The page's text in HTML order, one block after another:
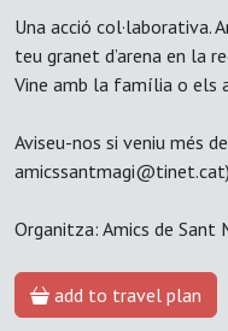
Una acció col·laborativa.
teu granet d’arena en la
Vine amb la família o els
Aviseu-nos si veniu més
amicssantmagi@tinet.cat)
Organitza: Amics de
add to travel plan